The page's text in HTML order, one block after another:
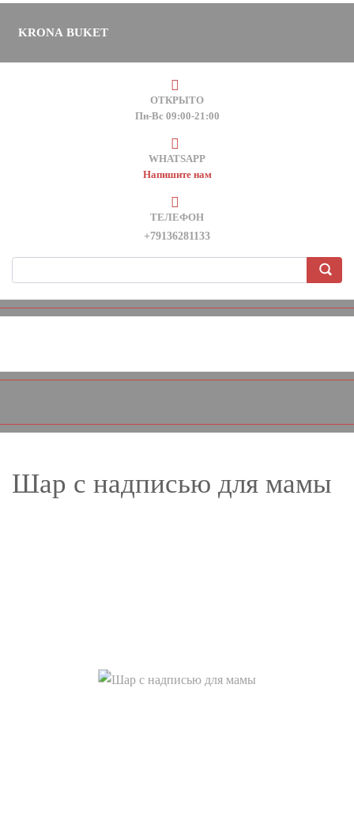
KRONA BUKET
ОТКРЫТО
Пн-Вс 09:00-21:00
WHATSAPP
Напишите нам
ТЕЛЕФОН
+79136281133
Шар с надписью для мамы